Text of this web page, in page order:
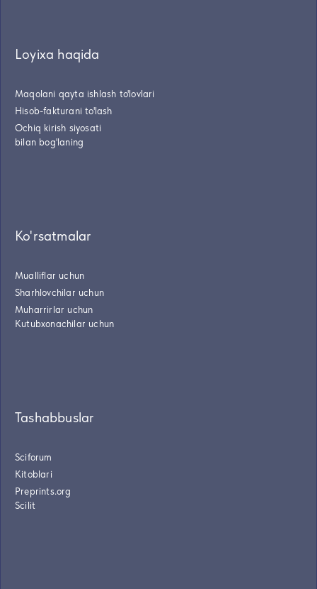
Loyixa haqida
Maqolani qayta ishlash to'lovlari
Hisob-fakturani to'lash
Ochiq kirish siyosati
bilan bog'laning
Ko'rsatmalar
Mualliflar uchun
Sharhlovchilar uchun
Muharrirlar uchun
Kutubxonachilar uchun
Tashabbuslar
Sciforum
Kitoblari
Preprints.org
Scilit